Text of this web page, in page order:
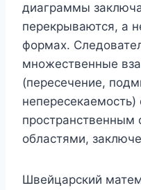
диаграммы
перекрываются, а
формах.
множественные
(пересечение,
непересекаемость)
областями,
Швейцарский